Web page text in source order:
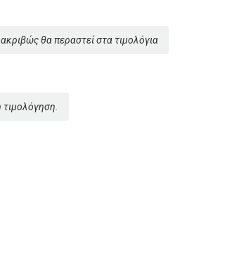
θα περαστεί στα τιμολόγια